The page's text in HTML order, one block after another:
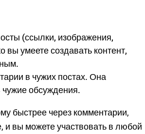
(ссылки, изображения,
вы умеете создавать контент,
в чужих постах. Она
чужие обсуждения.
быстрее через комментарии,
вы можете участвовать в любой